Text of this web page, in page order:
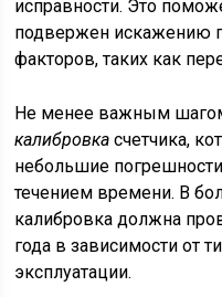
исправности. Это
подвержен искажению
факторов, таких как
Не менее важным
калибровка счетчика,
небольшие
течением времени. В
калибровка должна
года в зависимости от
эксплуатации.